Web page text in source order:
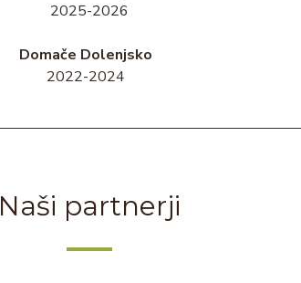
2025-2026
Domače Dolenjsko
2022-2024
Naši partnerji